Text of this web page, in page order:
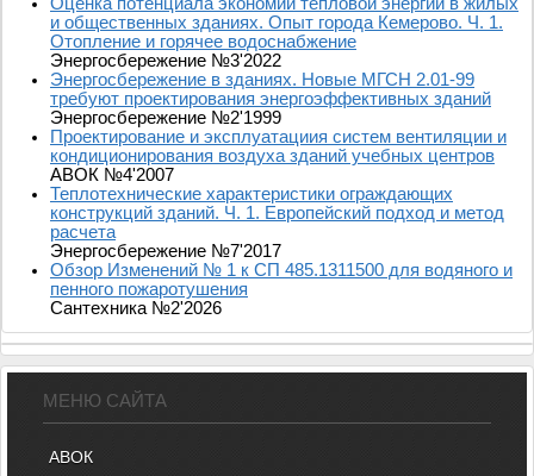
и общественных зданиях. Опыт города Кемерово. Ч. 1.
Отопление и горячее водоснабжение
Энергосбережение №3'2022
Энергосбережение в зданиях. Новые МГСН 2.01-99
требуют проектирования энергоэффективных зданий
Энергосбережение №2'1999
Проектирование и эксплуатациия систем вентиляции и
кондиционирования воздуха зданий учебных центров
АВОК №4'2007
Теплотехнические характеристики ограждающих
конструкций зданий. Ч. 1. Европейский подход и метод
расчета
Энергосбережение №7'2017
Обзор Изменений № 1 к СП 485.1311500 для водяного и
пенного пожаротушения
Сантехника №2'2026
МЕНЮ САЙТА
АВОК